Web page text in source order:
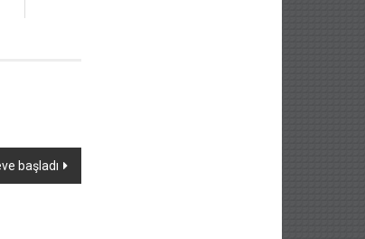
başladı